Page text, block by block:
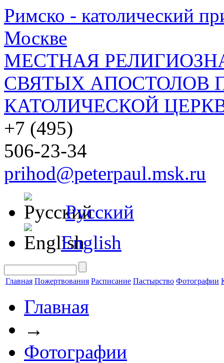
Римско - католический
Москве
МЕСТНАЯ
СВЯТЫХ АПОСТОЛОВ
КАТОЛИЧЕСКОЙ
+7 (495)
506-23-34
prihod@peterpaul.msk.ru
Русский
English
Главная Пожертвования Расписание Пастырство Фотографии
Главная
→
Фотографии